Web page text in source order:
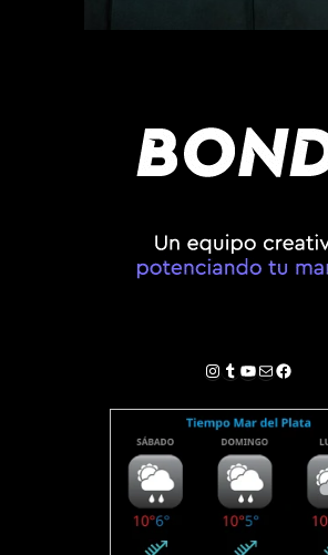
Instagram
Tumblr
YouTube
Correo